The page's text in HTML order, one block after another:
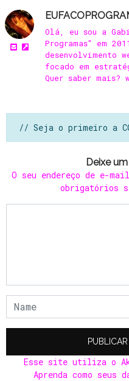
Olá, eu sou a
Programas" em
desenvolvimento
focado em
Quer saber mais?
// Seja o primeiro a
Deixe
O seu endereço de e-
obrigatórios
Esse site utiliza o
Aprenda como seus